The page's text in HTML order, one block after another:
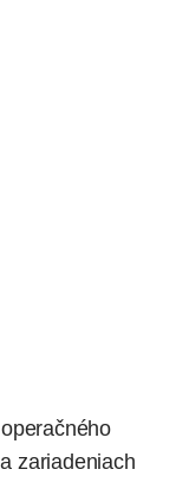
zariadeniach